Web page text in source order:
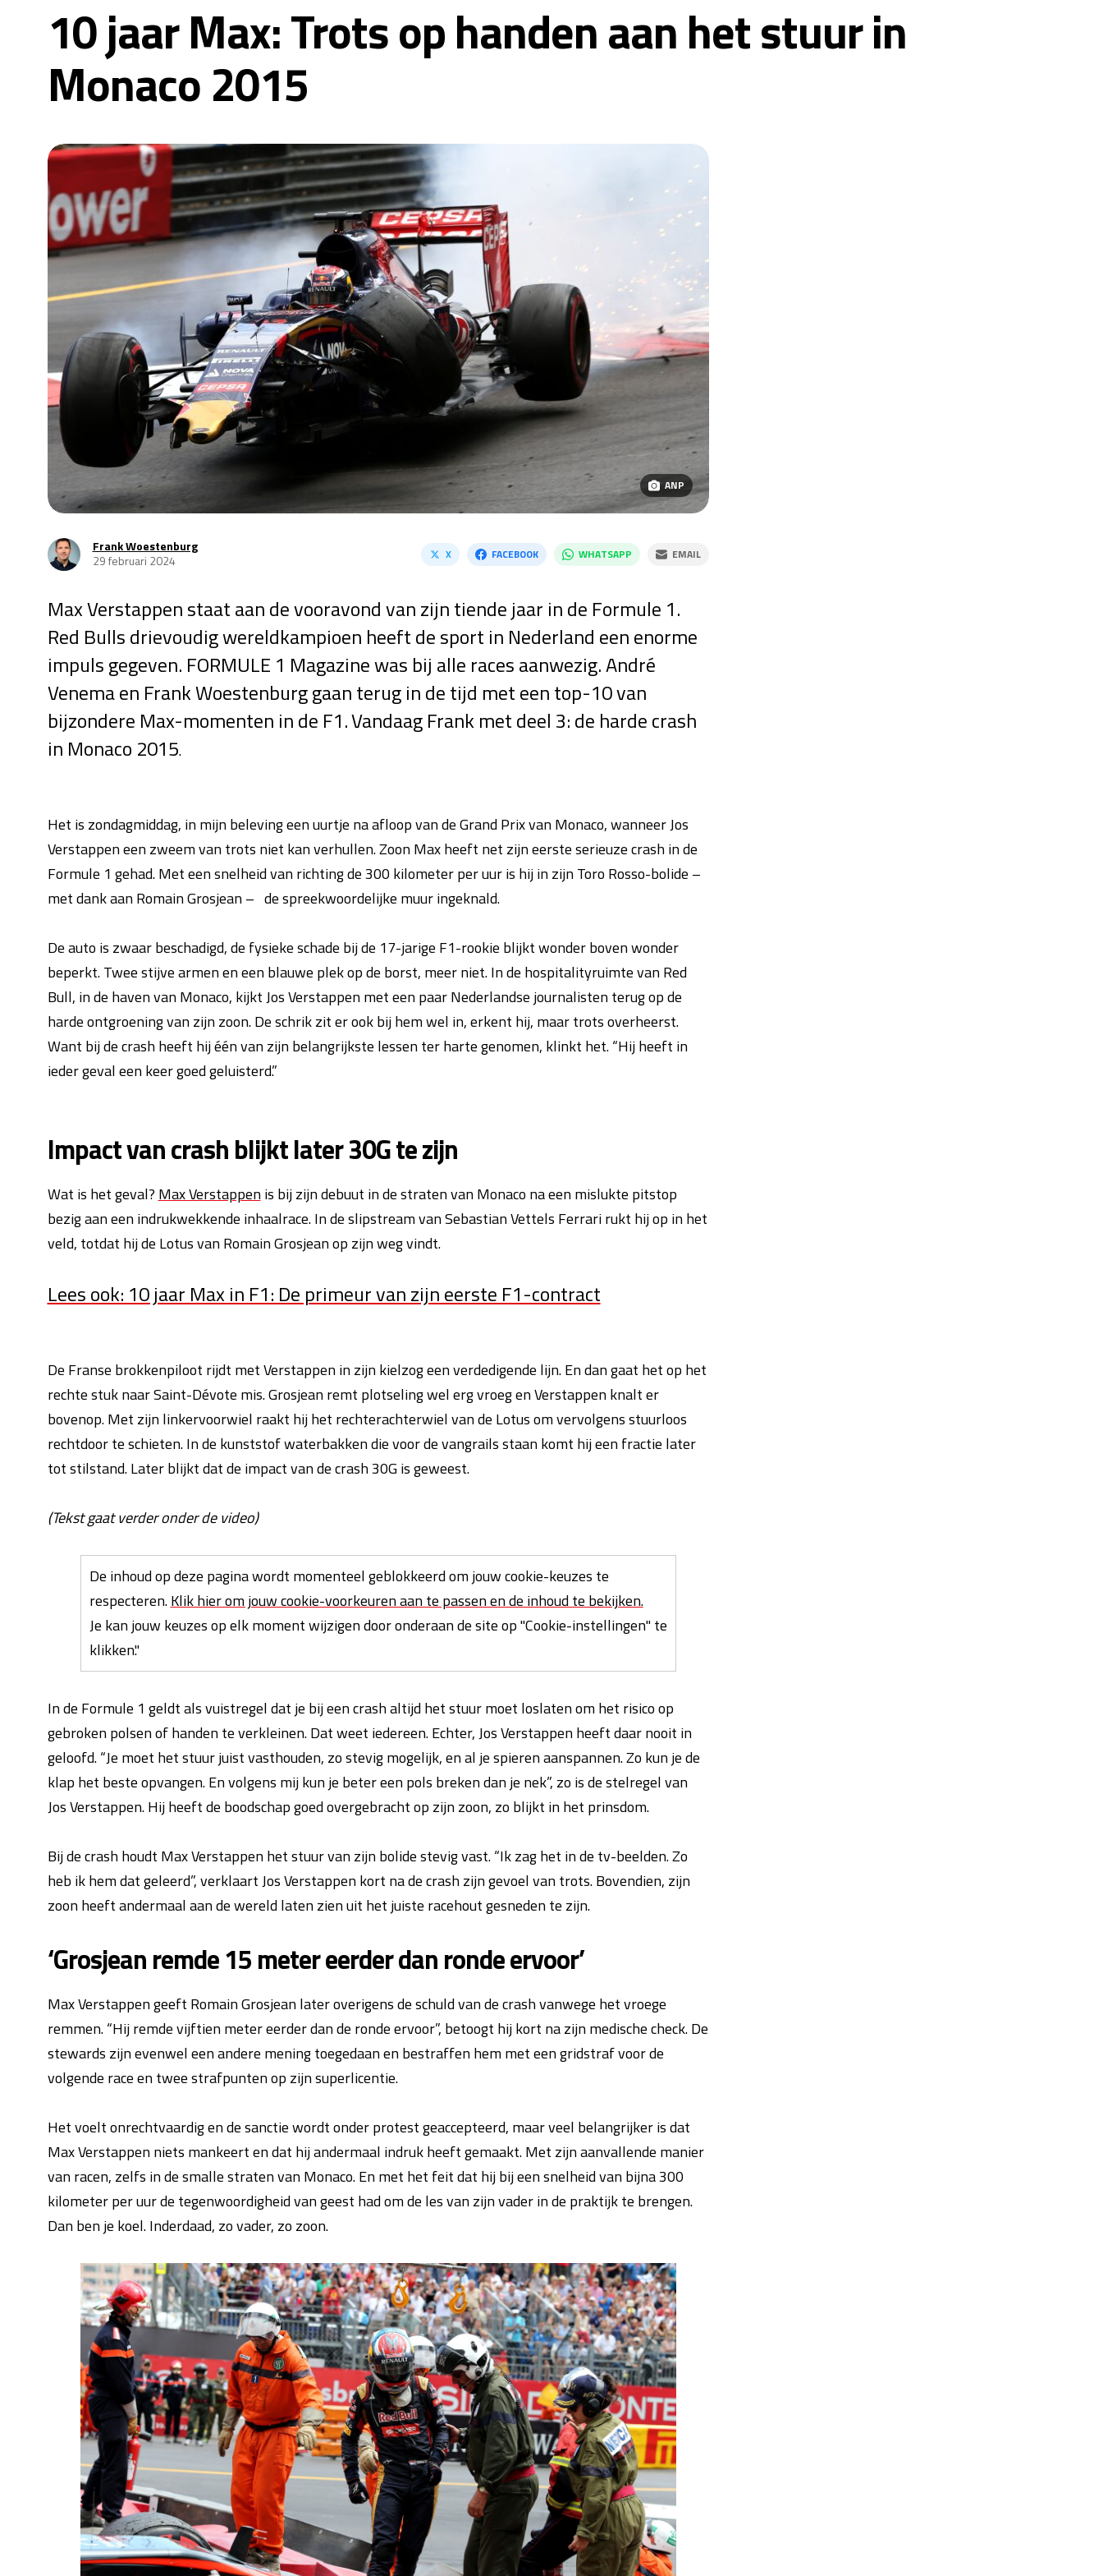
10 jaar Max: Trots op handen aan het stuur in
Monaco 2015
ANP
Frank Woestenburg
29 februari 2024
X FACEBOOK WHATSAPP EMAIL
Max Verstappen staat aan de vooravond van zijn tiende jaar in de Formule 1.
Red Bulls drievoudig wereldkampioen heeft de sport in Nederland een enorme
impuls gegeven. FORMULE 1 Magazine was bij alle races aanwezig. André
Venema en Frank Woestenburg gaan terug in de tijd met een top-10 van
bijzondere Max-momenten in de F1.Vandaag Frank met deel 3: de harde crash
in Monaco 2015.
Het is zondagmiddag, in mijn beleving een uurtje na afloop van de Grand Prix van Monaco, wanneer Jos
Verstappen een zweem van trots niet kan verhullen. Zoon Max heeft net zijn eerste serieuze crash in de
Formule 1 gehad. Met een snelheid van richting de 300 kilometer per uur is hij in zijn Toro Rosso-bolide –
met dank aan Romain Grosjean – de spreekwoordelijke muur ingeknald.
De auto is zwaar beschadigd, de fysieke schade bij de 17-jarige F1-rookie blijkt wonder boven wonder
beperkt. Twee stijve armen en een blauwe plek op de borst, meer niet. In de hospitalityruimte van Red
Bull, in de haven van Monaco, kijkt Jos Verstappen met een paar Nederlandse journalisten terug op de
harde ontgroening van zijn zoon. De schrik zit er ook bij hem wel in, erkent hij, maar trots overheerst.
Want bij de crash heeft hij één van zijn belangrijkste lessen ter harte genomen, klinkt het. “Hij heeft in
ieder geval een keer goed geluisterd.”
Impact van crash blijkt later 30G te zijn
Wat is het geval? Max Verstappenis bij zijn debuut in de straten van Monaco na een mislukte pitstop
bezig aan een indrukwekkende inhaalrace. In de slipstream van Sebastian Vettels Ferrari rukt hij op in het
veld, totdat hij de Lotus van Romain Grosjean op zijn weg vindt.
Lees ook: 10 jaar Max in F1: De primeur van zijn eerste F1-contract
De Franse brokkenpiloot rijdt met Verstappen in zijn kielzog een verdedigende lijn. En dan gaat het op het
rechte stuk naar Saint-Dévote mis. Grosjean remt plotseling wel erg vroeg en Verstappen knalt er
bovenop. Met zijn linkervoorwiel raakt hij het rechterachterwiel van de Lotus om vervolgens stuurloos
rechtdoor te schieten. In de kunststof waterbakken die voor de vangrails staan komt hij een fractie later
tot stilstand. Later blijkt dat de impact van de crash 30G is geweest.
(Tekst gaat verder onder de video)
De inhoud op deze pagina wordt momenteel geblokkeerd om jouw cookie-keuzes te
respecteren.Klik hier om jouw cookie-voorkeuren aan te passen en de inhoud te bekijken.
Je kan jouw keuzes op elk moment wijzigen door onderaan de site op "Cookie-instellingen" te
klikken."
In de Formule 1 geldt als vuistregel dat je bij een crash altijd het stuur moet loslaten om het risico op
gebroken polsen of handen te verkleinen. Dat weet iedereen. Echter, Jos Verstappen heeft daar nooit in
geloofd. “Je moet het stuur juist vasthouden, zo stevig mogelijk, en al je spieren aanspannen. Zo kun je de
klap het beste opvangen. En volgens mij kun je beter een pols breken dan je nek”, zo is de stelregel van
Jos Verstappen. Hij heeft de boodschap goed overgebracht op zijn zoon, zo blijkt in het prinsdom.
Bij de crash houdt Max Verstappen het stuur van zijn bolide stevig vast. “Ik zag het in de tv-beelden. Zo
heb ik hem dat geleerd”, verklaart Jos Verstappen kort na de crash zijn gevoel van trots. Bovendien, zijn
zoon heeft andermaal aan de wereld laten zien uit het juiste racehout gesneden te zijn.
‘Grosjean remde 15 meter eerder dan ronde ervoor’
Max Verstappen geeft Romain Grosjean later overigens de schuld van de crash vanwege het vroege
remmen. “Hij remde vijftien meter eerder dan de ronde ervoor”, betoogt hij kort na zijn medische check. De
stewards zijn evenwel een andere mening toegedaan en bestraffen hem met een gridstraf voor de
volgende race en twee strafpunten op zijn superlicentie.
Het voelt onrechtvaardig en de sanctie wordt onder protest geaccepteerd, maar veel belangrijker is dat
Max Verstappen niets mankeert en dat hij andermaal indruk heeft gemaakt. Met zijn aanvallende manier
van racen, zelfs in de smalle straten van Monaco. En met het feit dat hij bij een snelheid van bijna 300
kilometer per uur de tegenwoordigheid van geest had om de les van zijn vader in de praktijk te brengen.
Dan ben je koel. Inderdaad, zo vader, zo zoon.